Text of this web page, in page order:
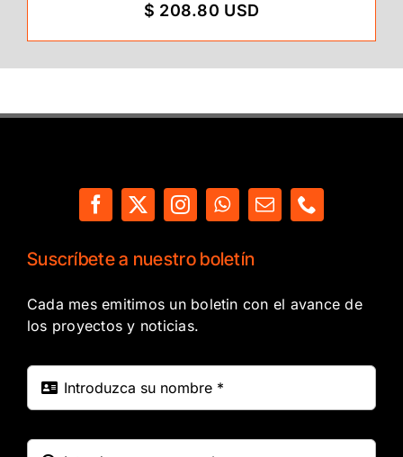
$ 208.80 USD
Suscríbete a nuestro boletín
Cada mes emitimos un boletin con el avance de
los proyectos y noticias.